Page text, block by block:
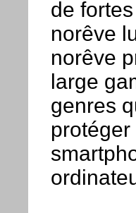
de
norêve
norêve
large
genres